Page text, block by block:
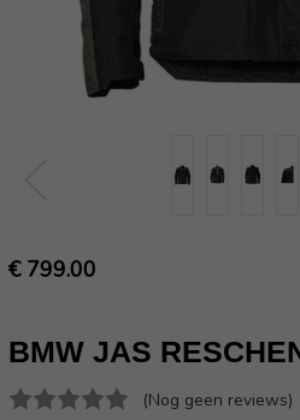
€ 799.00
BMW JAS
(Nog geen reviews)